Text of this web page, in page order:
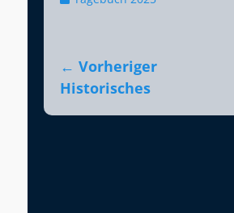
Beitragsnavigation
← Vorheriger
Vorheriger
Historisches